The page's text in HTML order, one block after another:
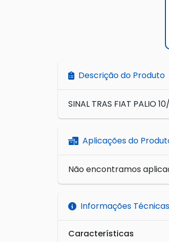
Descrição do Produto
SINAL TRAS FIAT PALIO
Aplicações do
Não encontramos
Informações Técnicas
Características